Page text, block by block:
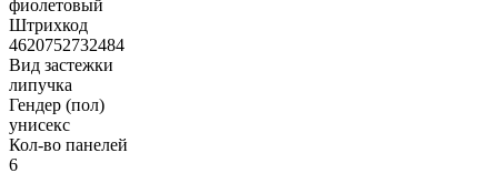
фиолетовый
Штрихкод
4620752732484
Вид застежки
липучка
Гендер (пол)
унисекс
Кол-во панелей
6